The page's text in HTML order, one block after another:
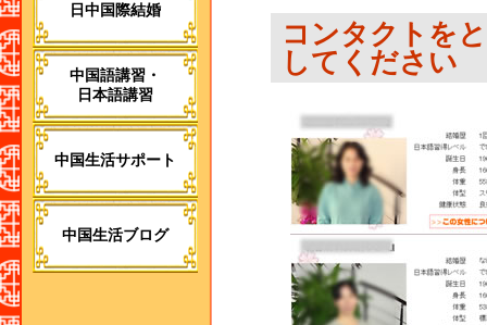
日中国際結婚
中国語講習・
日本語講習
中国生活サポート
中国生活ブログ
コンタクトを
してください